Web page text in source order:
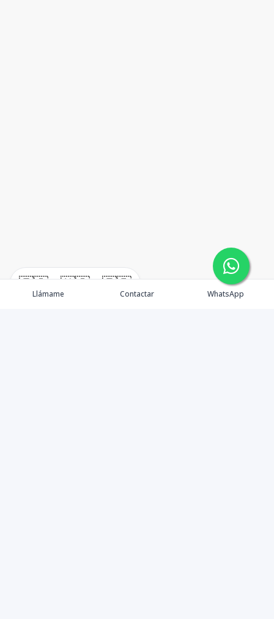
🇪🇸 🇺🇸 🇫🇷
Llámame Contactar WhatsApp